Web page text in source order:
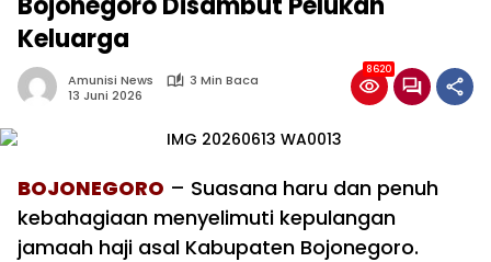
Keluarga
Amunisi News
3 Min Baca
13 Juni 2026
8620
BOJONEGORO – Suasana haru dan penuh
kebahagiaan menyelimuti kepulangan
jamaah haji asal Kabupaten Bojonegoro.